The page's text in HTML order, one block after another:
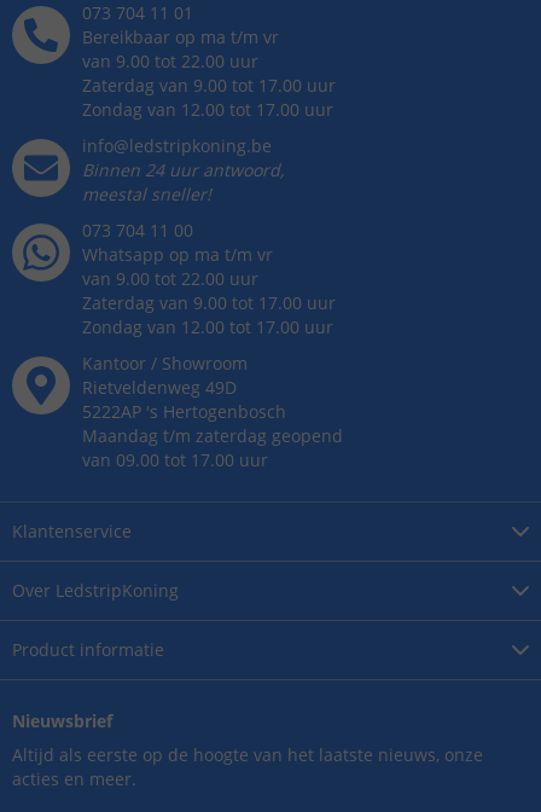
Over LedstripKoning
Product informatie
Klantenservice
073 704 11 01
Bereikbaar op ma t/m vr
van 9.00 tot 22.00 uur
Zaterdag van 9.00 tot 17.00 uur
Zondag van 12.00 tot 17.00 uur
info@ledstripkoning.be
Binnen 24 uur antwoord,
meestal sneller!
073 704 11 00
Whatsapp op ma t/m vr
van 9.00 tot 22.00 uur
Zaterdag van 9.00 tot 17.00 uur
Zondag van 12.00 tot 17.00 uur
Kantoor / Showroom
Rietveldenweg 49D
5222AP 's Hertogenbosch
Maandag t/m zaterdag geopend
van 09.00 tot 17.00 uur
Nieuwsbrief
Altijd als eerste op de hoogte van het laatste nieuws, onze
acties en meer.